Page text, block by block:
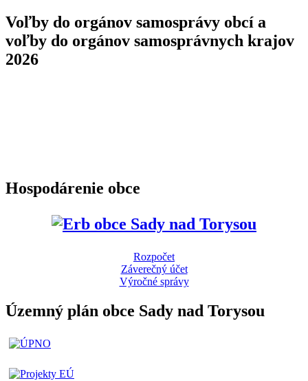
Voľby do orgánov samosprávy obcí a
voľby do orgánov samosprávnych krajov
2026
Hospodárenie obce
Rozpočet
Záverečný účet
Výročné správy
Územný plán obce Sady nad Torysou